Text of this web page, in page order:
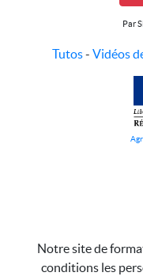
Par
Tutos- Vidéos
Notre site de
conditions les